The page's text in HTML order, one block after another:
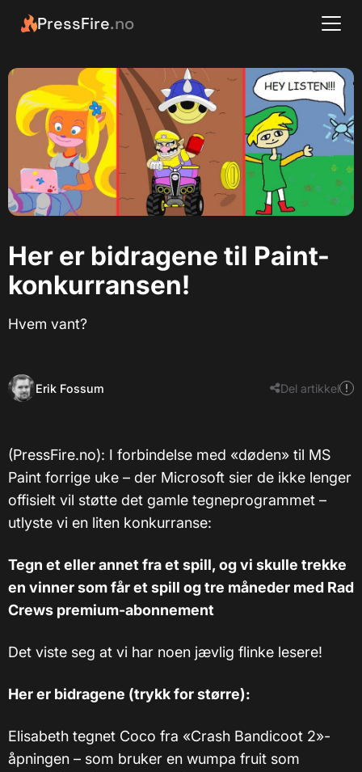
PressFire.no
Her er bidragene til Paint-
konkurransen!
Hvem vant?
Erik Fossum Del artikkel
(PressFire.no): I forbindelse med «døden» til MS
Paint forrige uke – der Microsoft sier de ikke lenger
offisielt vil støtte det gamle tegneprogrammet –
utlyste vi en liten konkurranse:
Tegn et eller annet fra et spill, og vi skulle trekke
en vinner som får et spill og tre måneder med Rad
Crews premium-abonnement
Det viste seg at vi har noen jævlig flinke lesere!
Her er bidragene (trykk for større):
Elisabeth tegnet Coco fra «Crash Bandicoot 2»-
åpningen – som bruker en wumpa fruit som